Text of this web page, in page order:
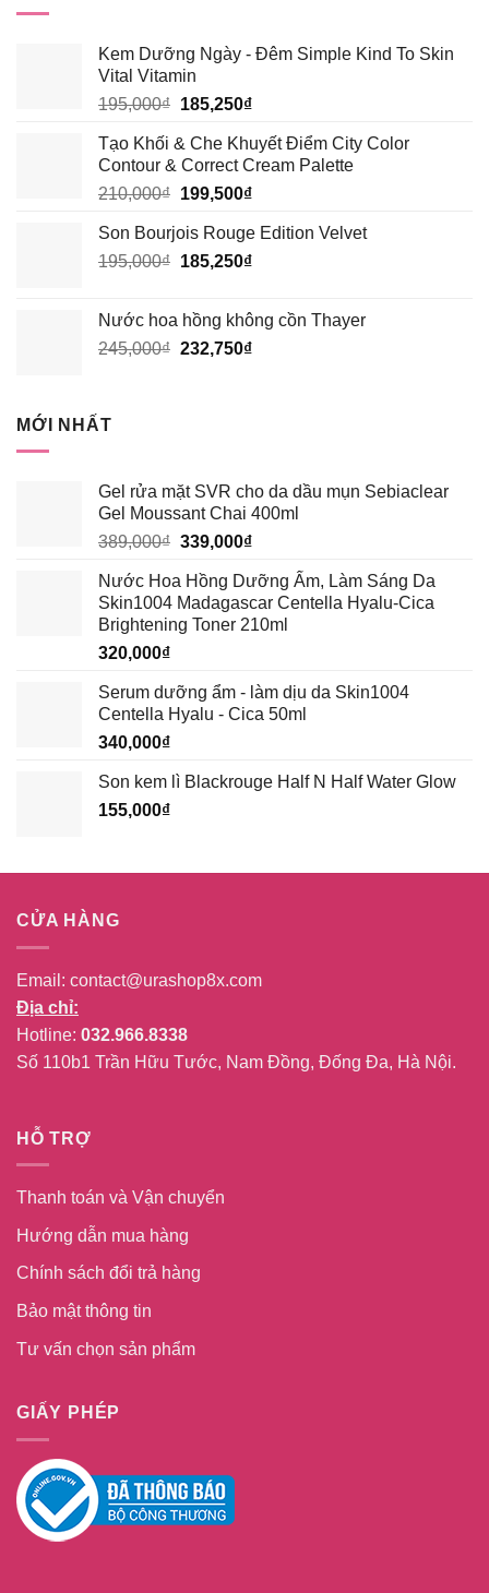
Kem Dưỡng Ngày - Đêm Simple Kind To Skin
Vital Vitamin
195,000₫ Giá
là:
195,000₫.
185,250₫Giá
tại
là:
185,250₫.
Tạo Khối & Che Khuyết Điểm City Color
Contour & Correct Cream Palette
210,000₫ Giá
là:
210,000₫.
199,500₫Giá
tại
là:
Son Bourjois Rouge Edition Velvet
195,000₫ Giá
195,000₫.
185,250₫Giá
là:
185,250₫.
Nước hoa hồng không cồn Thayer
245,000₫ Giá
232,750₫Giá
MỚI NHẤT
Gel rửa mặt SVR cho da dầu mụn Sebiaclear
Gel Moussant Chai 400ml
389,000₫ Giá
là:
389,000₫.
339,000₫Giá
tại
là:
339,000₫.
Nước Hoa Hồng Dưỡng Ẩm, Làm Sáng Da
Skin1004 Madagascar Centella Hyalu-Cica
Brightening Toner 210ml
320,000₫
Serum dưỡng ẩm - làm dịu da Skin1004
Centella Hyalu - Cica 50ml
340,000₫
Son kem lì Blackrouge Half N Half Water Glow
155,000₫
CỬA HÀNG
Email: contact@urashop8x.com
Địa chỉ:
Hotline: 032.966.8338
Số 110b1 Trần Hữu Tước, Nam Đồng, Đống Đa, Hà Nội.
HỖ TRỢ
Thanh toán và Vận chuyển
Hướng dẫn mua hàng
Chính sách đổi trả hàng
Bảo mật thông tin
Tư vấn chọn sản phẩm
GIẤY PHÉP